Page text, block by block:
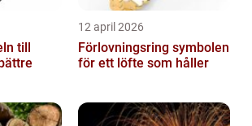
12 april 2026
Förlovningsring symbolen
för ett löfte som håller